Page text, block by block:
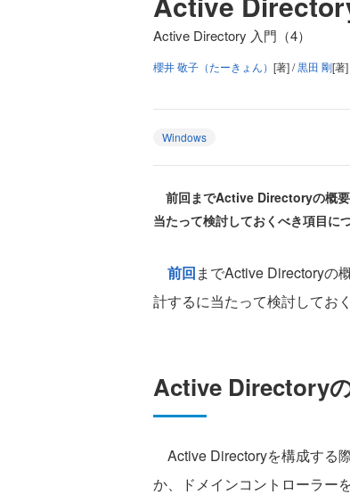
Active Directory 入門（4）
櫻井 敬子（たーきょん） [著] /黒田 剛[著
Windows
前回までActive Directoryの概
当たって検討しておくべき項目に
前回までActive Directoryの
計するに当たって検討してお
Active Directory
Active Directoryを構成する
か、ドメインコントローラー